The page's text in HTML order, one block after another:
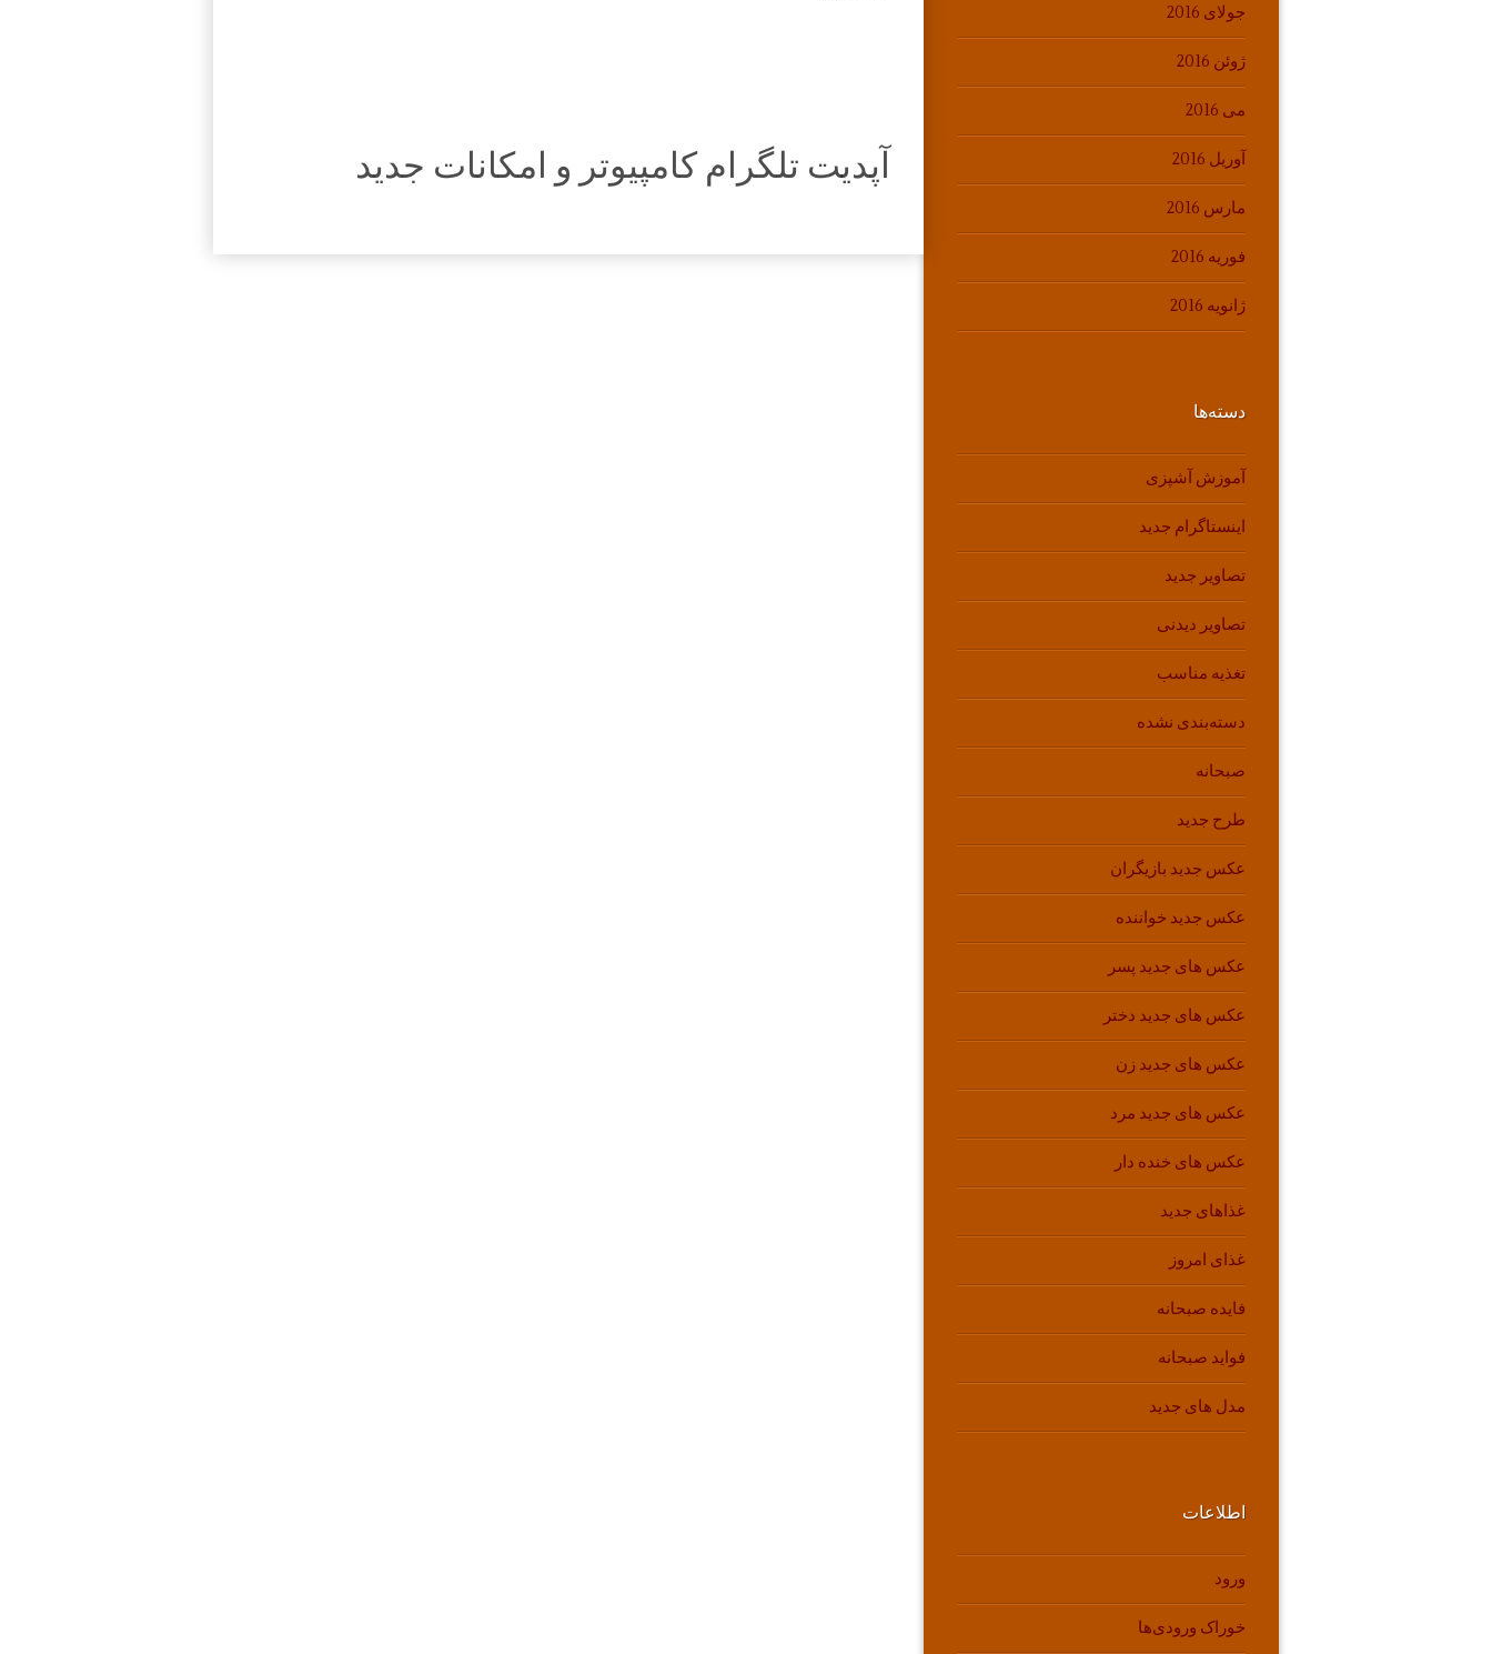
آپدیت تلگرام کامپیوتر و امکانات جدید
جولای 2016
ژوئن 2016
می 2016
آوریل 2016
مارس 2016
فوریه 2016
ژانویه 2016
دسته‌ها
آموزش آشپزی
اینستاگرام جدید
تصاویر جدید
تصاویر دیدنی
تغذیه مناسب
دسته‌بندی نشده
صبحانه
طرح جدید
عکس جدید بازیگران
عکس جدید خواننده
عکس های جدید پسر
عکس های جدید دختر
عکس های جدید زن
عکس های جدید مرد
عکس های خنده دار
غذاهای جدید
غذای امروز
فایده صبحانه
فواید صبحانه
مدل های جدید
اطلاعات
ورود
خوراک ورودی‌ها